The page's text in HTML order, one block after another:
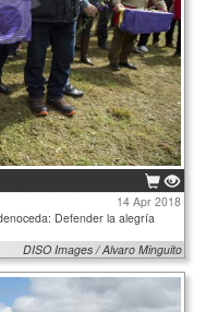
14 Apr 2018
Defender la alegría
DISO Images / Alvaro Minguito